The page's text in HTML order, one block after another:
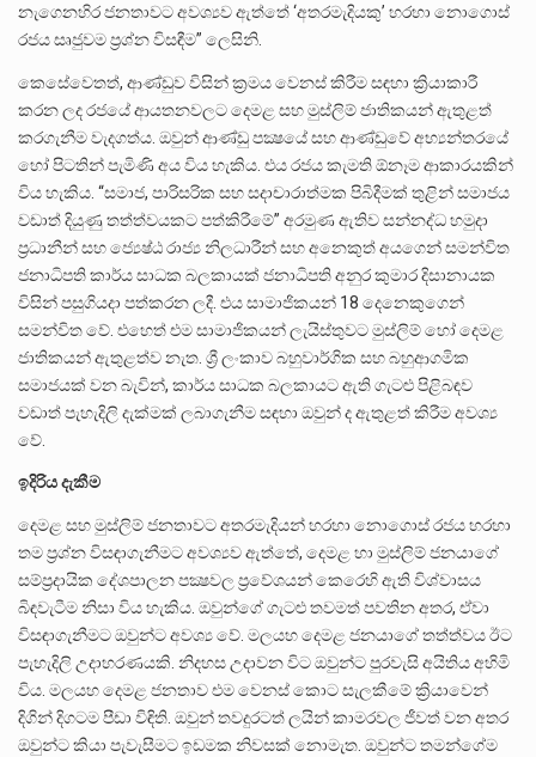
නැගෙනහිර ජනතාවට අවශ්‍යව ඇත්තේ ‘අතරමැදියකු’ හරහා නොගොස්
රජය සෘජුවම ප්‍රශ්න විසඳීම” ලෙසිනි.
කෙසේවෙතත්, ආණ්ඩුව විසින් ක්‍රමය වෙනස් කිරීම සඳහා ක්‍රියාකාරී
කරන ලද රජයේ ආයතනවලට දෙමළ සහ මුස්ලිම් ජාතිකයන් ඇතුළත්
කරගැනීම වැදගත්ය. ඔවුන් ආණ්ඩු පක්‍ෂයේ සහ ආණ්ඩුවේ අභ්‍යන්තරයේ
හෝ පිටතින් පැමිණි අය විය හැකිය. එය රජය කැමති ඕනෑම ආකාරයකින්
විය හැකිය. “සමාජ, පාරිසරික සහ සදාචාරාත්මක පිබිදීමක් තුළින් සමාජය
වඩාත් දියුණු තත්ත්වයකට පත්කිරීමේ” අරමුණ ඇතිව සන්නද්ධ හමුදා
ප්‍රධානීන් සහ ජ්‍යෙෂ්ඨ රාජ්‍ය නිලධාරීන් සහ අනෙකුත් අයගෙන් සමන්විත
ජනාධිපති කාර්ය සාධක බලකායක් ජනාධිපති අනුර කුමාර දිසානායක
විසින් පසුගියදා පත්කරන ලදී. එය සාමාජිකයන් 18 දෙනෙකුගෙන්
සමන්විත වේ. එහෙත් එම සාමාජිකයන් ලැයිස්තුවට මුස්ලිම් හෝ දෙමළ
ජාතිකයන් ඇතුළත්ව නැත. ශ්‍රී ලංකාව බහුවාර්ගික සහ බහුආගමික
සමාජයක් වන බැවින්, කාර්ය සාධක බලකායට ඇති ගැටළු පිළිබඳව
වඩාත් පැහැදිලි දැක්මක් ලබාගැනීම සඳහා ඔවුන් ද ඇතුළත් කිරීම අවශ්‍ය
වේ.
ඉදිරිය දැකීම
දෙමළ සහ මුස්ලිම් ජනතාවට අතරමැදියන් හරහා නොගොස් රජය හරහා
තම ප්‍රශ්න විසඳාගැනීමට අවශ්‍යව ඇත්තේ, දෙමළ හා මුස්ලිම් ජනයාගේ
සම්ප්‍රදායික දේශපාලන පක්‍ෂවල ප්‍රවේශයන් කෙරෙහි ඇති විශ්වාසය
බිඳවැටීම නිසා විය හැකිය. ඔවුන්ගේ ගැටළු තවමත් පවතින අතර, ඒවා
විසඳාගැනීමට ඔවුන්ට අවශ්‍ය වේ. මලයහ දෙමළ ජනයාගේ තත්ත්වය ඊට
පැහැදිලි උදාහරණයකි. නිදහස උදාවන විට ඔවුන්ට පුරවැසි අයිතිය අහිමි
විය. මලයහ දෙමළ ජනතාව එම වෙනස් කොට සැලකීමේ ක්‍රියාවෙන්
දිගින් දිගටම පීඩා විඳිති. ඔවුන් තවදුරටත් ලයින් කාමරවල ජීවත් වන අතර
ඔවුන්ට කියා පැවැසීමට ඉඩමක නිවසක් නොමැත. ඔවුන්ට තමන්ගේම